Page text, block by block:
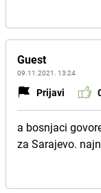
Guest
09.11.2021. 13:24
Prijavi
a bosnjaci
za Sarajevo.